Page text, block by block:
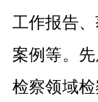
工作报告
案例等。
检察领域